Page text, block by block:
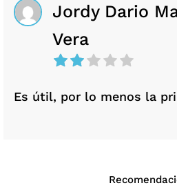
Jordy Dario
Vera
Es útil, por lo menos la